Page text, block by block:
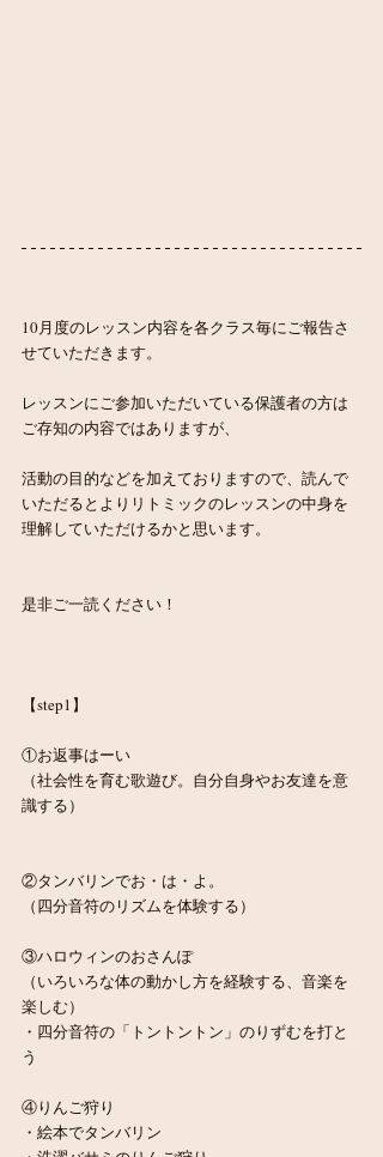
10月度のレッスン内容を各クラス毎にご報告さ
せていただきます。
レッスンにご参加いただいている保護者の方は
ご存知の内容ではありますが、
活動の目的などを加えておりますので、読んで
いただるとよりリトミックのレッスンの中身を
理解していただけるかと思います。
是非ご一読ください！
【step1】
①お返事はーい
（社会性を育む歌遊び。自分自身やお友達を意
識する）
②タンバリンでお・は・よ。
（四分音符のリズムを体験する）
③ハロウィンのおさんぽ
（いろいろな体の動かし方を経験する、音楽を
楽しむ）
・四分音符の「トントントン」のりずむを打と
う
④りんご狩り
・絵本でタンバリン